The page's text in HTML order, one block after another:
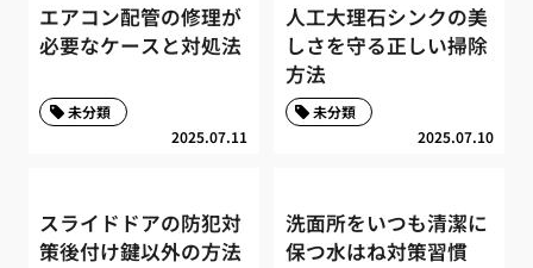
エアコン配管の修理が
必要なケースと対処法
2025.07.11
未分類
人工大理石シンクの美
しさを守る正しい掃除
方法
2025.07.10
未分類
スライドドアの防犯対
策後付け鍵以外の方法
洗面所をいつも清潔に
保つ水はね対策習慣